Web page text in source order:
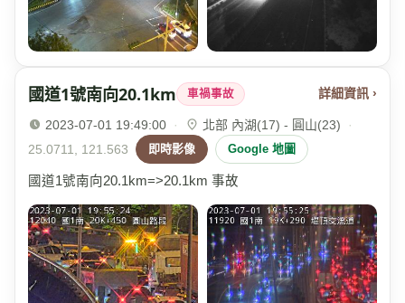
國道1號南向20.1km 車禍事故 詳細資訊 ›
2023-07-01 19:49:00 · 北部 內湖(17) - 圓山(23)
·
25.0711, 121.563
即時影像 Google 地圖
國道1號南向20.1km=>20.1km 事故